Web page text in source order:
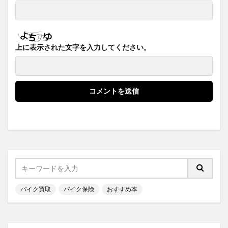
上に表示された文字を入力してください。
バイク買取 バイク保険 おすすめ本